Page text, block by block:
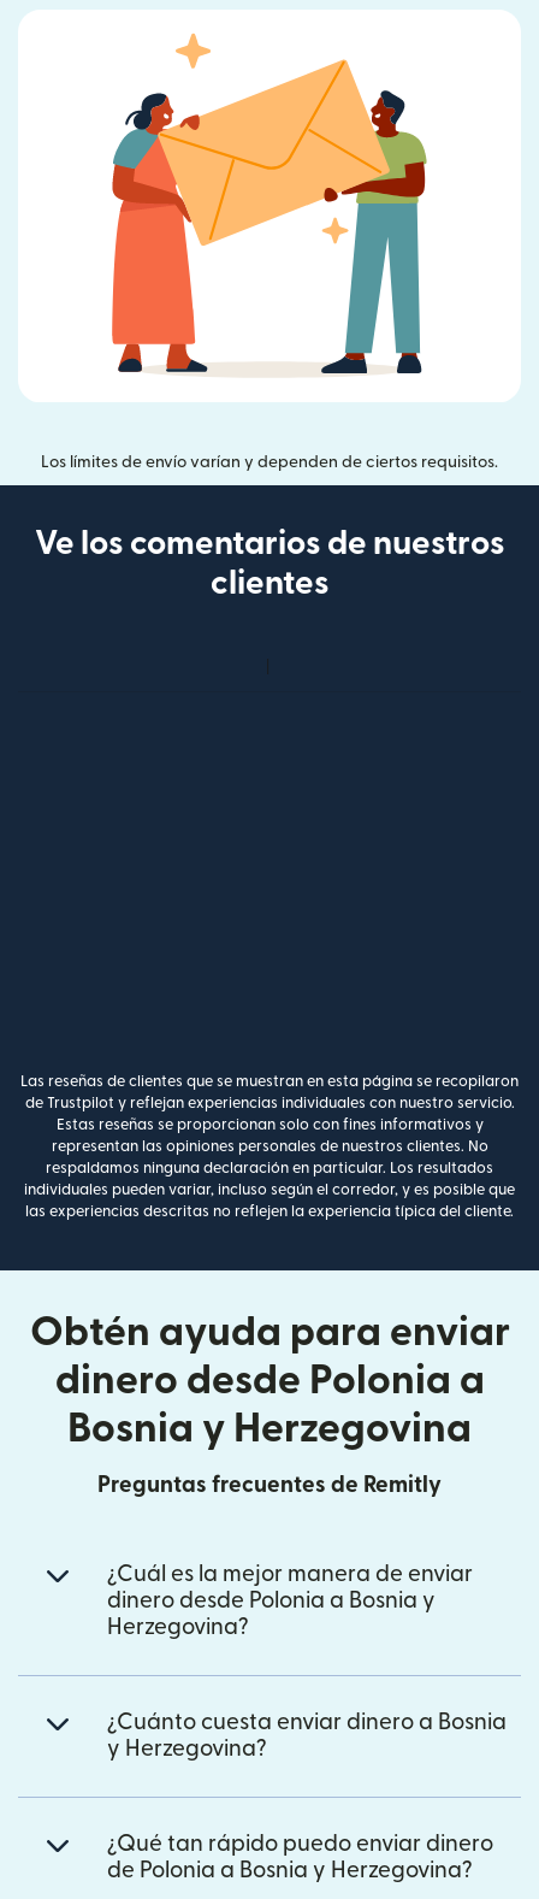
Los límites de envío varían y dependen de ciertos requisitos.
Ve los comentarios de nuestros
clientes
Las reseñas de clientes que se muestran en esta página se recopilaron
de Trustpilot y reflejan experiencias individuales con nuestro servicio.
Estas reseñas se proporcionan solo con fines informativos y
representan las opiniones personales de nuestros clientes. No
respaldamos ninguna declaración en particular. Los resultados
individuales pueden variar, incluso según el corredor, y es posible que
las experiencias descritas no reflejen la experiencia típica del cliente.
Obtén ayuda para enviar
dinero desde Polonia a
Bosnia y Herzegovina
Preguntas frecuentes de Remitly
¿Cuál es la mejor manera de enviar
dinero desde Polonia a Bosnia y
Herzegovina?
¿Cuánto cuesta enviar dinero a Bosnia
y Herzegovina?
¿Qué tan rápido puedo enviar dinero
de Polonia a Bosnia y Herzegovina?